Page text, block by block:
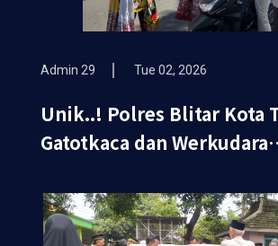
Admin 29 Tue 02, 2026
Unik..! Polres Blitar Kota
Gatotkaca dan Werkudara
Semeru 2026